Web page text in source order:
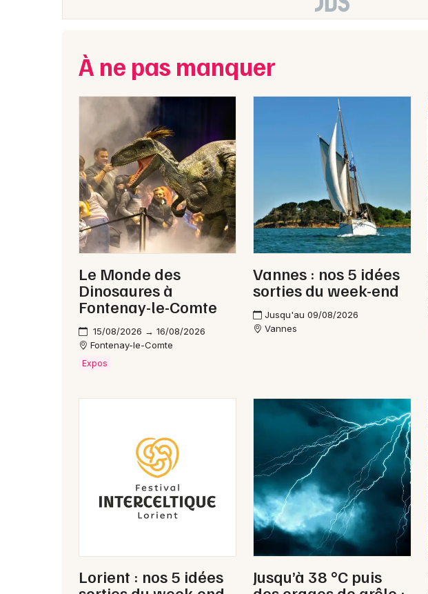
À ne pas manquer
Le Monde des
Dinosaures à
Fontenay-le-Comte
15/08/2026 → 16/08/2026
Fontenay-le-Comte
Expos
Vannes : nos 5 idées
sorties du week-end
Jusqu'au 09/08/2026
Vannes
Lorient : nos 5 idées
Jusqu’à 38 °C puis